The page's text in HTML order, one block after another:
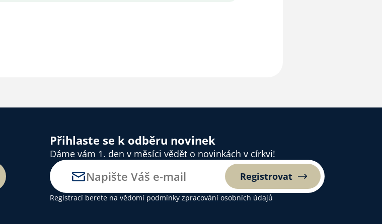
Přihlaste se k odběru novinek
Dáme vám 1. den v měsíci vědět o novinkách v církvi!
Registrovat
Registrací berete na vědomí podmínky zpracování osobních údajů